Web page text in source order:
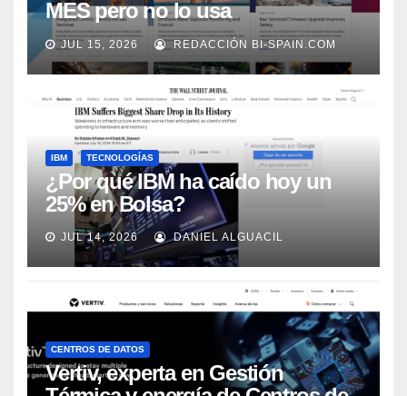
MES pero no lo usa
adecuadamente, según Rockwell
Automation
JUL 15, 2026 REDACCIÓN BI-SPAIN.COM
IBM TECNOLOGÍAS
¿Por qué IBM ha caído hoy un
25% en Bolsa?
JUL 14, 2026 DANIEL ALGUACIL
CENTROS DE DATOS
Vertiv, experta en Gestión